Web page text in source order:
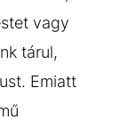
vagy
tárul,
Emiatt